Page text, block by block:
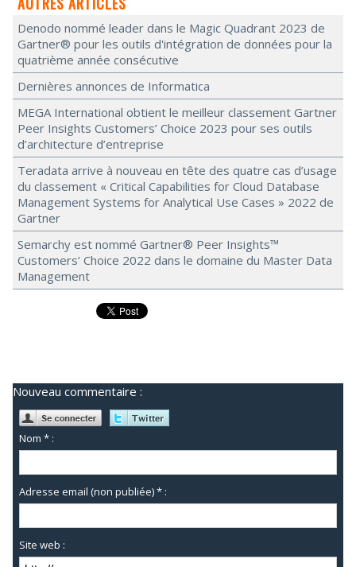
Denodo nommé leader dans le Magic Quadrant 2023 de
Gartner® pour les outils d'intégration de données pour la
quatrième année consécutive
Dernières annonces de Informatica
MEGA International obtient le meilleur classement Gartner
Peer Insights Customers’ Choice 2023 pour ses outils
d’architecture d’entreprise
Teradata arrive à nouveau en tête des quatre cas d’usage
du classement « Critical Capabilities for Cloud Database
Management Systems for Analytical Use Cases » 2022 de
Gartner
Semarchy est nommé Gartner® Peer Insights™
Customers’ Choice 2022 dans le domaine du Master Data
Management
Nouveau commentaire :
Nom * :
Adresse email (non publiée) * :
Site web :